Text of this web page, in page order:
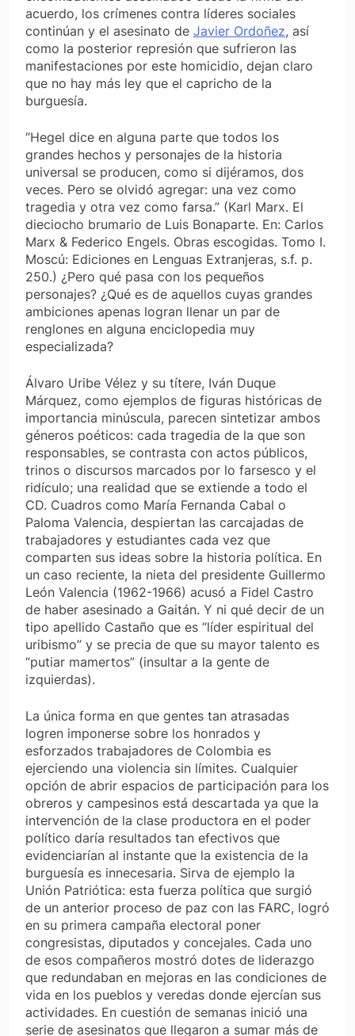
acuerdo, los crímenes contra líderes sociales
continúan y el asesinato de Javier Ordoñez, así
como la posterior represión que sufrieron las
manifestaciones por este homicidio, dejan claro
que no hay más ley que el capricho de la
burguesía.
“Hegel dice en alguna parte que todos los
grandes hechos y personajes de la historia
universal se producen, como si dijéramos, dos
veces. Pero se olvidó agregar: una vez como
tragedia y otra vez como farsa.” (Karl Marx. El
dieciocho brumario de Luis Bonaparte. En: Carlos
Marx & Federico Engels. Obras escogidas. Tomo I.
Moscú: Ediciones en Lenguas Extranjeras, s.f. p.
250.) ¿Pero qué pasa con los pequeños
personajes? ¿Qué es de aquellos cuyas grandes
ambiciones apenas logran llenar un par de
renglones en alguna enciclopedia muy
especializada?
Álvaro Uribe Vélez y su títere, Iván Duque
Márquez, como ejemplos de figuras históricas de
importancia minúscula, parecen sintetizar ambos
géneros poéticos: cada tragedia de la que son
responsables, se contrasta con actos públicos,
trinos o discursos marcados por lo farsesco y el
ridículo; una realidad que se extiende a todo el
CD. Cuadros como María Fernanda Cabal o
Paloma Valencia, despiertan las carcajadas de
trabajadores y estudiantes cada vez que
comparten sus ideas sobre la historia política. En
un caso reciente, la nieta del presidente Guillermo
León Valencia (1962-1966) acusó a Fidel Castro
de haber asesinado a Gaitán. Y ni qué decir de un
tipo apellido Castaño que es “líder espiritual del
uribismo” y se precia de que su mayor talento es
“putiar mamertos” (insultar a la gente de
izquierdas).
La única forma en que gentes tan atrasadas
logren imponerse sobre los honrados y
esforzados trabajadores de Colombia es
ejerciendo una violencia sin límites. Cualquier
opción de abrir espacios de participación para los
obreros y campesinos está descartada ya que la
intervención de la clase productora en el poder
político daría resultados tan efectivos que
evidenciarían al instante que la existencia de la
burguesía es innecesaria. Sirva de ejemplo la
Unión Patriótica: esta fuerza política que surgió
de un anterior proceso de paz con las FARC, logró
en su primera campaña electoral poner
congresistas, diputados y concejales. Cada uno
de esos compañeros mostró dotes de liderazgo
que redundaban en mejoras en las condiciones de
vida en los pueblos y veredas donde ejercían sus
actividades. En cuestión de semanas inició una
serie de asesinatos que llegaron a sumar más de